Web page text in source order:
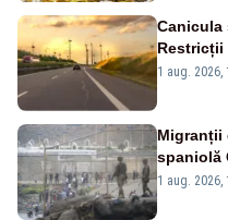
Canicula
Restricții
județe
1 aug. 2026,
Migranții
spaniolă
Maroc.
1 aug. 2026,